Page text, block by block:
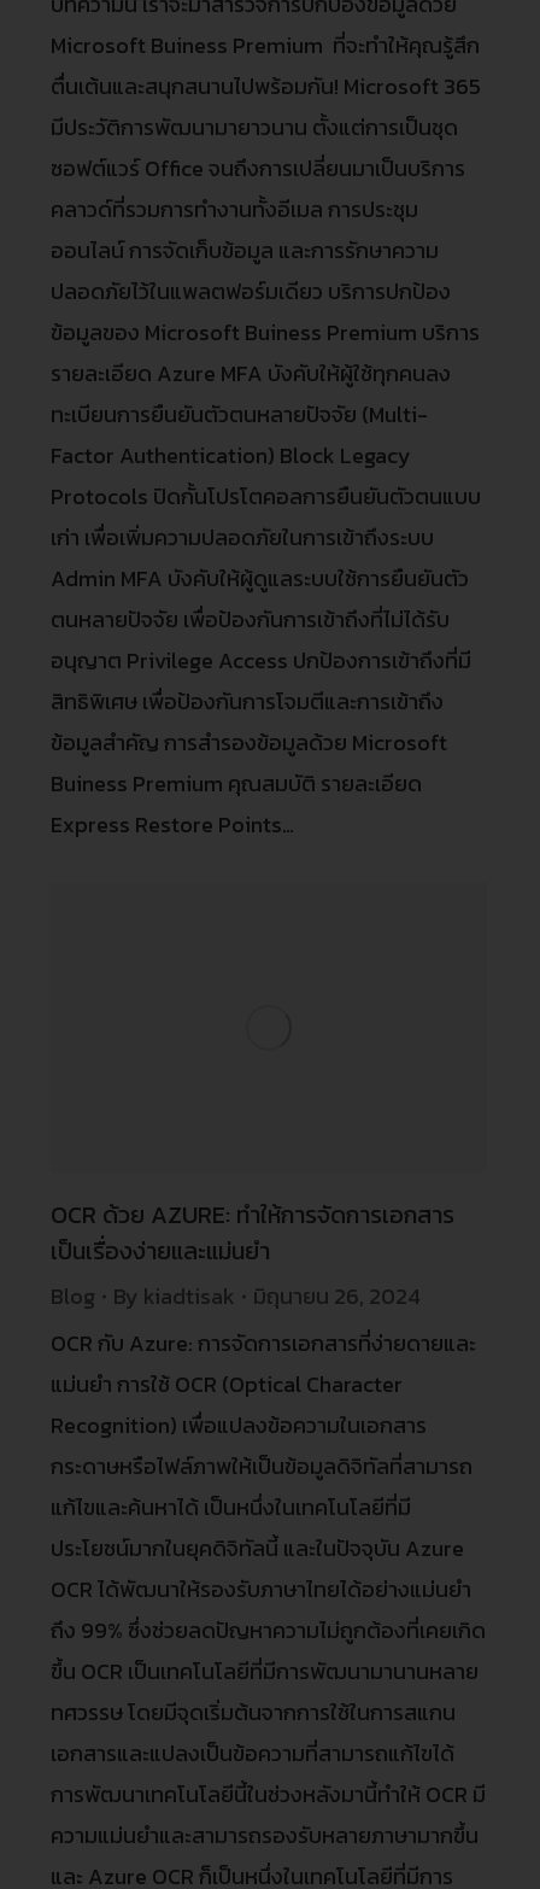
Microsoft Buiness Premium ที่จะทำให้คุณรู้สึก
ตื่นเต้นและสนุกสนานไปพร้อมกัน! Microsoft 365
มีประวัติการพัฒนามายาวนาน ตั้งแต่การเป็นชุด
ซอฟต์แวร์ Office จนถึงการเปลี่ยนมาเป็นบริการ
คลาวด์ที่รวมการทำงานทั้งอีเมล การประชุม
ออนไลน์ การจัดเก็บข้อมูล และการรักษาความ
ปลอดภัยไว้ในแพลตฟอร์มเดียว บริการปกป้อง
ข้อมูลของ Microsoft Buiness Premium บริการ
รายละเอียด Azure MFA บังคับให้ผู้ใช้ทุกคนลง
ทะเบียนการยืนยันตัวตนหลายปัจจัย (Multi-
Factor Authentication) Block Legacy
Protocols ปิดกั้นโปรโตคอลการยืนยันตัวตนแบบ
เก่า เพื่อเพิ่มความปลอดภัยในการเข้าถึงระบบ
Admin MFA บังคับให้ผู้ดูแลระบบใช้การยืนยันตัว
ตนหลายปัจจัย เพื่อป้องกันการเข้าถึงที่ไม่ได้รับ
อนุญาต Privilege Access ปกป้องการเข้าถึงที่มี
สิทธิพิเศษ เพื่อป้องกันการโจมตีและการเข้าถึง
ข้อมูลสำคัญ การสำรองข้อมูลด้วย Microsoft
Buiness Premium คุณสมบัติ รายละเอียด
Express Restore Points…
OCR ด้วย AZURE: ทำให้การจัดการเอกสาร
เป็นเรื่องง่ายและแม่นยำ
Blog By kiadtisak
มิถุนายน 26, 2024
OCR กับ Azure: การจัดการเอกสารที่ง่ายดายและ
แม่นยำ การใช้ OCR (Optical Character
Recognition) เพื่อแปลงข้อความในเอกสาร
กระดาษหรือไฟล์ภาพให้เป็นข้อมูลดิจิทัลที่สามารถ
แก้ไขและค้นหาได้ เป็นหนึ่งในเทคโนโลยีที่มี
ประโยชน์มากในยุคดิจิทัลนี้ และในปัจจุบัน Azure
OCR ได้พัฒนาให้รองรับภาษาไทยได้อย่างแม่นยำ
ถึง 99% ซึ่งช่วยลดปัญหาความไม่ถูกต้องที่เคยเกิด
ขึ้น OCR เป็นเทคโนโลยีที่มีการพัฒนามานานหลาย
ทศวรรษ โดยมีจุดเริ่มต้นจากการใช้ในการสแกน
เอกสารและแปลงเป็นข้อความที่สามารถแก้ไขได้
การพัฒนาเทคโนโลยีนี้ในช่วงหลังมานี้ทำให้ OCR มี
ความแม่นยำและสามารถรองรับหลายภาษามากขึ้น
และ Azure OCR ก็เป็นหนึ่งในเทคโนโลยีที่มีการ